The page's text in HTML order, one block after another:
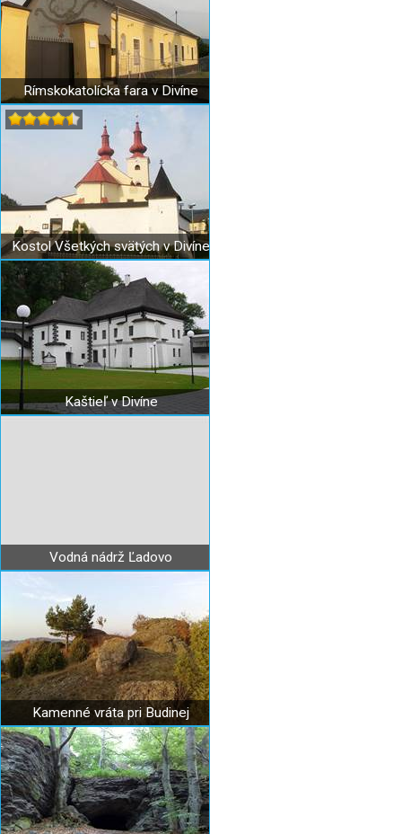
Rímskokatolícka fara v Divíne
Kostol Všetkých svätých v Divíne
Kaštieľ v Divíne
Vodná nádrž Ľadovo
Kamenné vráta pri Budinej